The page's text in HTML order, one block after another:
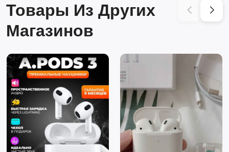
Товары Из Других
Магазинов